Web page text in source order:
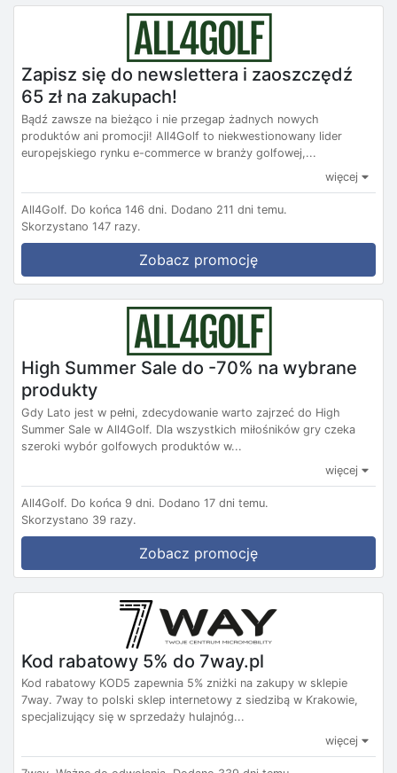
Zapisz się do newslettera i zaoszczędź
65 zł na zakupach!
Bądź zawsze na bieżąco i nie przegap żadnych nowych
produktów ani promocji! All4Golf to niekwestionowany lider
europejskiego rynku e-commerce w branży golfowej,...
więcej
All4Golf. Do końca 146 dni. Dodano 211 dni temu.
Skorzystano 147 razy.
Zobacz promocję
High Summer Sale do -70% na wybrane
produkty
Gdy Lato jest w pełni, zdecydowanie warto zajrzeć do High
Summer Sale w All4Golf. Dla wszystkich miłośników gry czeka
szeroki wybór golfowych produktów w...
więcej
All4Golf. Do końca 9 dni. Dodano 17 dni temu.
Skorzystano 39 razy.
Zobacz promocję
Kod rabatowy 5% do 7way.pl
Kod rabatowy KOD5 zapewnia 5% zniżki na zakupy w sklepie
7way. 7way to polski sklep internetowy z siedzibą w Krakowie,
specjalizujący się w sprzedaży hulajnóg...
więcej